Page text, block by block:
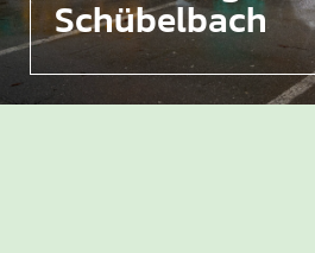
Schübelbach